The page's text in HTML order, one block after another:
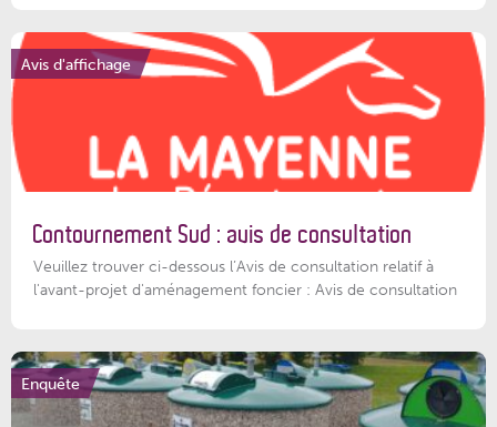
Avis d'affichage
Contournement Sud : avis de consultation
Veuillez trouver ci-dessous l’Avis de consultation relatif à
l'avant-projet d'aménagement foncier : Avis de consultation
Enquête